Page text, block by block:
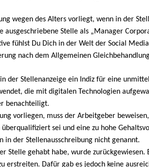
wegen des Alters vorliegt, wenn in der
Stelle als „Manager
fühlst Du Dich in der Welt der Social
nach dem Allgemeinen
der Stellenanzeige ein Indiz für eine
die mit digitalen Technologien
benachteiligt.
vorliegen, muss der Arbeitgeber
sei und eine zu hohe
der Stellenausschreibung nicht genannt.
Stelle gehabt habe, wurde
erstreiten. Dafür gab es jedoch keine